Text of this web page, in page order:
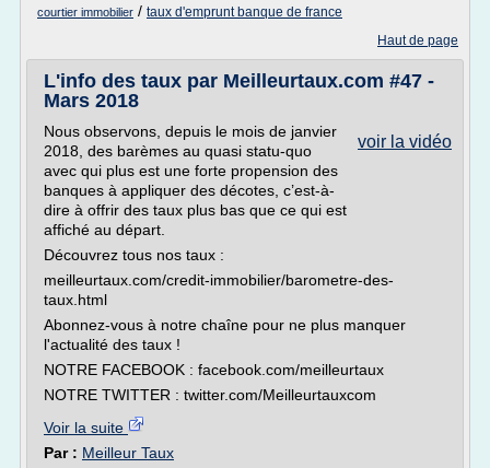
courtier immobilier / taux d'emprunt banque de france
Haut de page
L'info des taux par Meilleurtaux.com #47 -
Mars 2018
voir la vidéo
Nous observons, depuis le mois de janvier
2018, des barèmes au quasi statu-quo
avec qui plus est une forte propension des
banques à appliquer des décotes, c’est-à-
dire à offrir des taux plus bas que ce qui est
affiché au départ.
Découvrez tous nos taux :
meilleurtaux.com/credit-immobilier/barometre-des-
taux.html
Abonnez-vous à notre chaîne pour ne plus manquer
l'actualité des taux !
NOTRE FACEBOOK : facebook.com/meilleurtaux
NOTRE TWITTER : twitter.com/Meilleurtauxcom
Voir la suite
Par : Meilleur Taux